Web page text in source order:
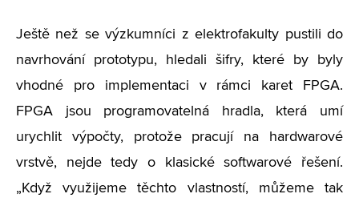
Ještě než se výzkumníci z elektrofakulty pustili do
navrhování prototypu, hledali šifry, které by byly
vhodné pro implementaci v rámci karet FPGA.
FPGA jsou programovatelná hradla, která umí
urychlit výpočty, protože pracují na hardwarové
vrstvě, nejde tedy o klasické softwarové řešení.
„Když využijeme těchto vlastností, můžeme tak